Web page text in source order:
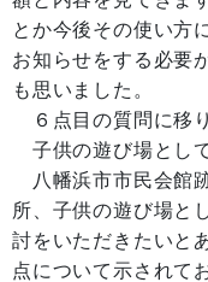
とか今後その使い方
お知らせをする必要
も思いました。
６点目の質問に移
子供の遊び場とし
八幡浜市市民会館
所、子供の遊び場と
討をいただきたいと
点について示されて